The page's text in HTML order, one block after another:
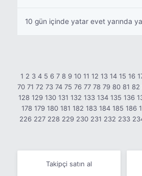
10 gün içinde yatar evet yarında
1 2 3 4 5 6 7 8 9 10 11 12 13 14 15 16
70 71 72 73 74 75 76 77 78 79 80 81 82
128 129 130 131 132 133 134 135 136
178 179 180 181 182 183 184 185 186
226 227 228 229 230 231 232 233
Takipçi satın al